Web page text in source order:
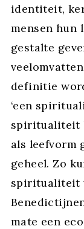
identiteit,
mensen hun
gestalte
definitie
‘een
spiritualiteit
als leefvorm
geheel. Zo
spiritualiteit
mate een